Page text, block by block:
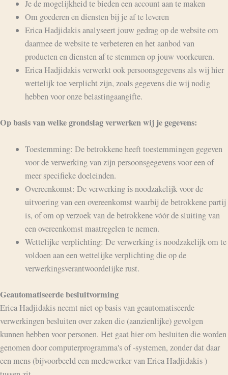
Je de mogelijkheid te bieden een account aan te maken
Om goederen en diensten bij je af te leveren
Erica Hadjidakis analyseert jouw gedrag op de website om
daarmee de website te verbeteren en het aanbod van
producten en diensten af te stemmen op jouw voorkeuren.
Erica Hadjidakis verwerkt ook persoonsgegevens als wij hier
wettelijk toe verplicht zijn, zoals gegevens die wij nodig
hebben voor onze belastingaangifte.
Op basis van welke grondslag verwerken wij je gegevens:
Toestemming: De betrokkene heeft toestemmingen gegeven
voor de verwerking van zijn persoonsgegevens voor een of
meer specifieke doeleinden.
Overeenkomst: De verwerking is noodzakelijk voor de
uitvoering van een overeenkomst waarbij de betrokkene partij
is, of om op verzoek van de betrokkene vóór de sluiting van
een overeenkomst maatregelen te nemen.
Wettelijke verplichting: De verwerking is noodzakelijk om te
voldoen aan een wettelijke verplichting die op de
verwerkingsverantwoordelijke rust.
Geautomatiseerde besluitvorming
Erica Hadjidakis neemt niet op basis van geautomatiseerde
verwerkingen besluiten over zaken die (aanzienlijke) gevolgen
kunnen hebben voor personen. Het gaat hier om besluiten die worden
genomen door computerprogramma's of -systemen, zonder dat daar
een mens (bijvoorbeeld een medewerker van Erica Hadjidakis )